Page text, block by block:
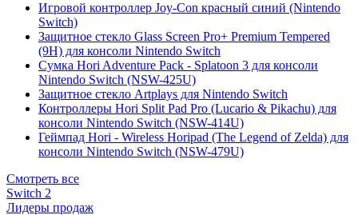
Игровой контроллер Joy-Con красный синий (Nintendo
Switch)
Защитное стекло Glass Screen Pro+ Premium Tempered
(9H) для консоли Nintendo Switch
Сумка Hori Adventure Pack - Splatoon 3 для консоли
Nintendo Switch (NSW-425U)
Защитное стекло Artplays для Nintendo Switch
Контроллеры Hori Split Pad Pro (Lucario & Pikachu) для
консоли Nintendo Switch (NSW-414U)
Геймпад Hori - Wireless Horipad (The Legend of Zelda) для
консоли Nintendo Switch (NSW-479U)
Смотреть все
Switch 2
Лидеры продаж